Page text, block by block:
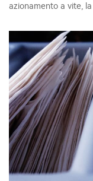
azionamento a vite,